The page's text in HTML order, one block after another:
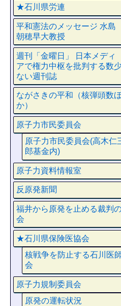
★石川県労連
平和憲法のメッセージ 水島
朝穂早大教授
週刊「金曜日」 日本メディ
アで権力中枢を批判する数
ない週刊誌
ながさきの平和（核弾頭数ほ
か）
原子力市民委員会
原子力市民委員会(高木仁
郎基金内)
原子力資料情報室
反原発新聞
福井から原発を止める裁判
会
★石川県保険医協会
核戦争を防止する石川医
会
原子力規制委員会
原発の運転状況